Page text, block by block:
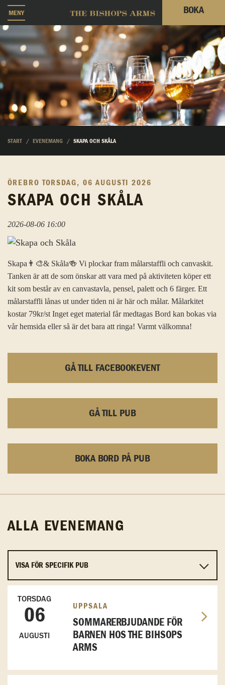
MENY BOKA
START EVENEMANG SKAPA OCH SKÅLA
ÖREBRO TORSDAG, 06 AUGUSTI 2026
SKAPA OCH SKÅLA
2026-08-06 16:00
Skapa👨‍🎨& Skåla🍻 Vi plockar fram målarstaffli och canvaskit.
Tanken är att de som önskar att vara med på aktiviteten köper ett
kit som består av en canvastavla, pensel, palett och 6 färger. Ett
målarstaffli lånas ut under tiden ni är här och målar. Målarkitet
kostar 79kr/st Inget eget material får medtagas Bord kan bokas via
vår hemsida eller så är det bara att ringa! Varmt välkomna!
GÅ TILL FACEBOOKEVENT
GÅ TILL PUB
BOKA BORD PÅ PUB
ALLA EVENEMANG
TORSDAG
06
AUGUSTI
UPPSALA
SOMMARERBJUDANDE FÖR
BARNEN HOS THE BIHSOPS
ARMS